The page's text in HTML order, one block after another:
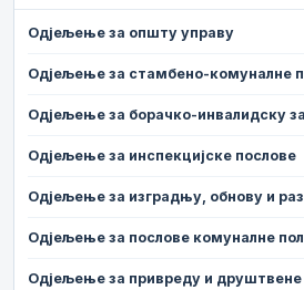
Одјељење за општу управу
Одјељење за стамбено-комуналне
Одјељење за борачко-инвалидску
Одјељење за инспекцијске послове
Одјељење за изградњу, обнову и
Одјељење за послове комуналне
Одјељење за привреду и друштвене